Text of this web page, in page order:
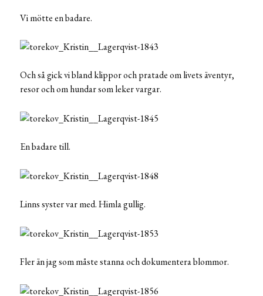
Vi mötte en badare.
Och så gick vi bland klippor och pratade om livets äventyr,
resor och om hundar som leker vargar.
En badare till.
Linns syster var med. Himla gullig.
Fler än jag som måste stanna och dokumentera blommor.